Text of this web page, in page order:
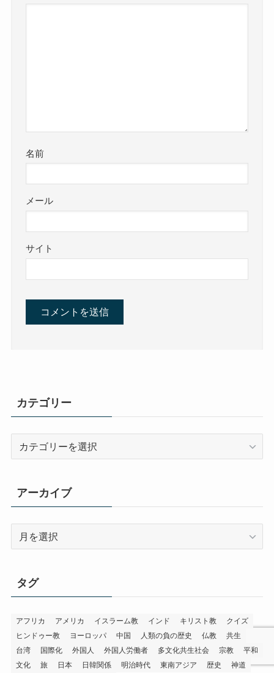
名前
メール
サイト
カテゴリー
リ
ー
アーカイブ
ブ
タグ
アフリカ アメリカ イスラーム教 インド キリスト教
クイズ
ヒンドゥー教
ヨーロッパ 中国 人類の負の歴史 仏教
共生
台湾
国際化 外国人 外国人労働者 多文化共生社会 宗教
平和
文化
旅 日本 日韓関係 明治時代 東南アジア 歴史 神道